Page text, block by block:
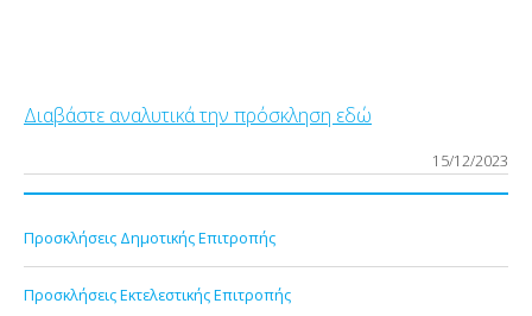
Διαβάστε αναλυτικά την πρόσκληση εδώ
15/12/2023
Προσκλήσεις Δημοτικής Επιτροπής
Προσκλήσεις Εκτελεστικής Επιτροπής